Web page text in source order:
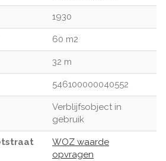
1930
60 m2
32 m
546100000040552
Verblijfsobject in
gebruik
WOZ waarde
opvragen